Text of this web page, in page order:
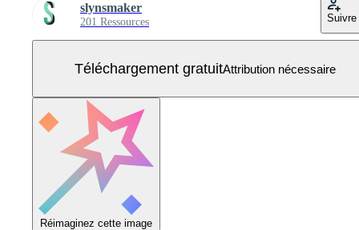
slynsmaker
201 Ressources Suivre
Téléchargement gratuitAttribution nécessaire
Réimaginez cette image